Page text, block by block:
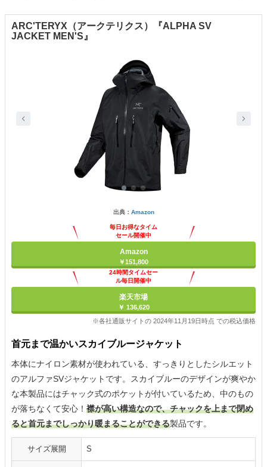
ARC'TERYX（アークテリクス）『ALPHA SV
JACKET MEN'S』
出典： Amazon
毎日お得なタイム
セール開催中
Amazon
￥151,800
24時間タイムセー
ル毎日開催中
楽天市場
￥ 136,620
※各社通販サイトの 2024年11月19日時点 での税込価格
首元まで温かいスカイブルージャケット
本体にナイロン素材が使われている、すっきりとしたシルエット
のアルファSVジャケットです。スカイブルーのデザインが爽やか
な本製品にはチャック式のポケットが付いているため、中のもの
が落ちなくて安心！ 襟が高い構造なので、チャックを上まで閉め
ると首元までしっかり暖まることができる製品です。
サイズ展開 S